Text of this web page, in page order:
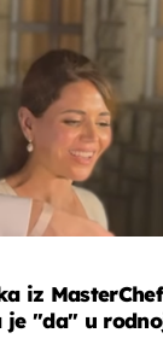
iz
"da" u